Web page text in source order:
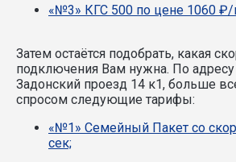
«№3» КГС 500 по цене 1060 ₽/
Затем остаётся подобрать, какая
подключения Вам нужна. По
Задонский проезд 14 к1, больше
спросом следующие тарифы:
«№1» Семейный Пакет со
сек;